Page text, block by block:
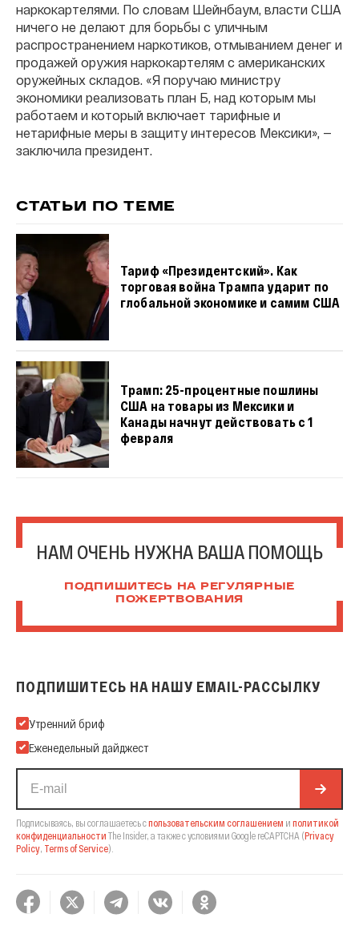
наркокартелями. По словам Шейнбаум, власти США
ничего не делают для борьбы с уличным
распространением наркотиков, отмыванием денег и
продажей оружия наркокартелям с американских
оружейных складов. «Я поручаю министру
экономики реализовать план Б, над которым мы
работаем и который включает тарифные и
нетарифные меры в защиту интересов Мексики», —
заключила президент.
СТАТЬИ ПО ТЕМЕ
Тариф «Президентский». Как
торговая война Трампа ударит по
глобальной экономике и самим США
Трамп: 25-процентные пошлины
США на товары из Мексики и
Канады начнут действовать с 1
февраля
НАМ ОЧЕНЬ НУЖНА ВАША ПОМОЩЬ
ПОДПИШИТЕСЬ НА РЕГУЛЯРНЫЕ
ПОЖЕРТВОВАНИЯ
ПОДПИШИТЕСЬ НА НАШУ EMAIL-РАССЫЛКУ
Подпишитесь на нашу Email-рассылку
Утренний бриф
Еженедельный дайджест
Подписываясь, вы соглашаетесь спользовательским соглашением и политикой
конфиденциальности The Insider, а также с условиями Google reCAPTCHA (Privacy
Policy, Terms of Service).